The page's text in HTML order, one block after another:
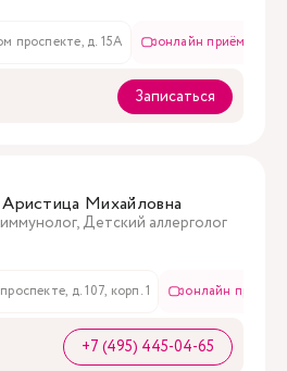
проспекте, д. 15А онлайн приём
Записаться
Михайловна
Детский аллерголог
д. 107, корп. 1 онлайн приём
+7 (495) 445-04-65